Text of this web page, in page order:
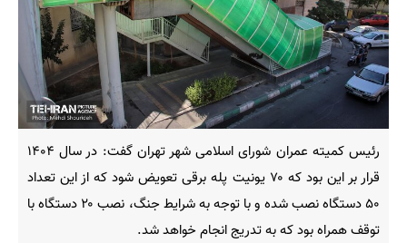
رئیس کمیته عمران شورای اسلامی شهر تهران گفت: در سال ۱۴۰۴
قرار بر این بود که ۷۰ یونیت پله برقی تعویض شود که از این تعداد
۵۰ دستگاه نصب شده و با توجه به شرایط جنگ، نصب ۲۰ دستگاه با
توقف همراه بود که به تدریج انجام خواهد شد.